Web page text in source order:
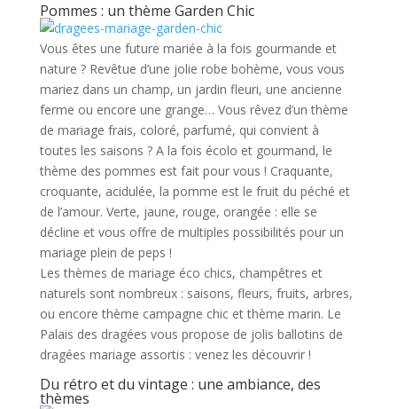
Pommes : un thème Garden Chic
Vous êtes une future mariée à la fois gourmande et
nature ? Revêtue d’une jolie robe bohème, vous vous
mariez dans un champ, un jardin fleuri, une ancienne
ferme ou encore une grange… Vous rêvez d’un thème
de mariage frais, coloré, parfumé, qui convient à
toutes les saisons ? A la fois écolo et gourmand, le
thème des pommes est fait pour vous ! Craquante,
croquante, acidulée, la pomme est le fruit du péché et
de l’amour. Verte, jaune, rouge, orangée : elle se
décline et vous offre de multiples possibilités pour un
mariage plein de peps !
Les thèmes de mariage éco chics, champêtres et
naturels sont nombreux : saisons, fleurs, fruits, arbres,
ou encore thème campagne chic et thème marin. Le
Palais des dragées vous propose de jolis ballotins de
dragées mariage assortis : venez les découvrir !
Du rétro et du vintage : une ambiance, des
thèmes